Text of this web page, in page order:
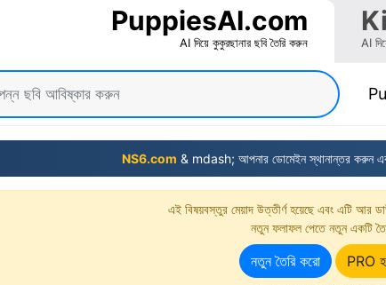
PuppiesAI.com
AI দিয়ে কুকুরছানার ছবি তৈরি করুন AI
NS6.com & mdash; আপনার ডোমেইন স্থানান্তর করুন
এই বিষয়বস্তুর মেয়াদ উত্তীর্ণ হয়েছে এবং এটি আর
নতুন ফলাফল পেতে নতুন একটি
নতুন তৈরি করো PRO